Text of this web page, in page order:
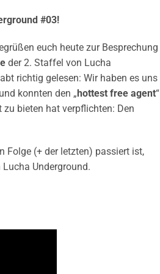
#03!
euch heute zur Besprechung
der 2. Staffel von Lucha
richtig gelesen: Wir haben es uns
konnten den „hottest free agent“
bieten hat verpflichten: Den
Folge (+ der letzten) passiert ist,
Underground.